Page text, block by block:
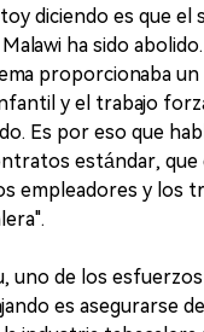
diciendo es que el
ha sido
proporcionaba
y el trabajo
Es por eso que
estándar, que
empleadores y los
uno de los
es asegurarse